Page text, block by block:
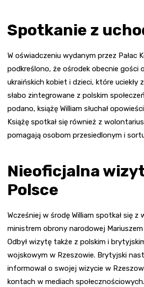
Spotkanie z
W oświadczeniu wydanym przez Pałac
podkreślono, że ośrodek obecnie gości
ukraińskich kobiet i dzieci, które uciekły
słabo zintegrowane z polskim
podano, książę William słuchał
Książę spotkał się również z
pomagają osobom przesiedlonym i
Nieoficjalna
Polsce
Wcześniej w środę William spotkał się z
ministrem obrony narodowej Mariuszem
Odbył wizytę także z polskim i
wojskowym w Rzeszowie. Brytyjski
informował o swojej wizycie w
kontach w mediach